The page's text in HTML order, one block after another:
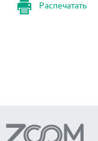
Распечатать